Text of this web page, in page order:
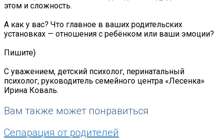
этом и сложность.
А как у вас? Что главное в ваших родительских
установках — отношения с ребёнком или ваши эмоции?
Пишите)
С уважением, детский психолог, перинатальный
психолог, руководитель семейного центра «Лесенка»
Ирина Коваль.
Вам также может понравиться
Сепарация от родителей